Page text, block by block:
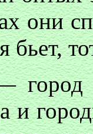
они
бьет,
и